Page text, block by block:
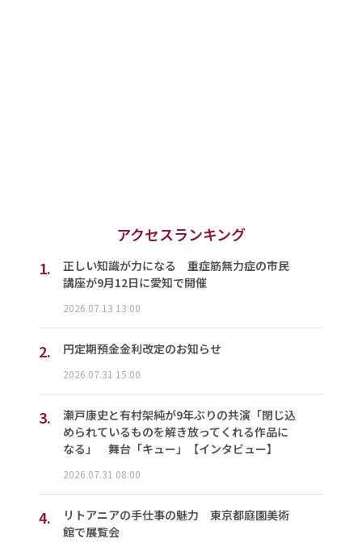
アクセスランキング
1.
正しい知識が力になる 重症筋無力症の市民
講座が9月12日に愛知で開催
2026.07.13 13:00
2. 円定期預金金利改定のお知らせ
2026.07.31 15:00
3.
瀬戸康史と有村架純が9年ぶりの共演「閉じ込
められているものを解き放ってくれる作品に
なる」 舞台「キュー」【インタビュー】
2026.07.31 08:00
4.
リトアニアの手仕事の魅力 東京都庭園美術
館で展覧会